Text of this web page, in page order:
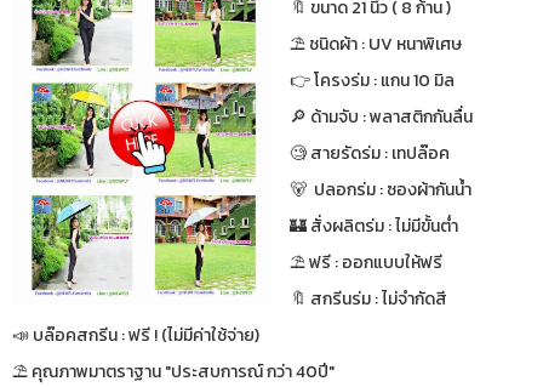
🔖 ขนาด 21 นิ้ว ( 8 ก้าน )
⛱ ชนิดผ้า : UV หนาพิเศษ
👉 โครงร่ม : แกน 10 มิล
🔎 ด้ามจับ : พลาสติกกันลื่น
🧐 สายรัดร่ม : เทปล๊อค
🐻 ปลอกร่ม : ซองผ้ากันน้ำ
🏰 สั่งผลิตร่ม : ไม่มีขั้นต่ำ
⛱ ฟรี : ออกแบบให้ฟรี
🔖 สกรีนร่ม : ไม่จำกัดสี
📣 บล๊อคสกรีน : ฟรี ! (ไม่มีค่าใช้จ่าย)
⛱ คุณภาพมาตราฐาน "ประสบการณ์ กว่า 40ปี"